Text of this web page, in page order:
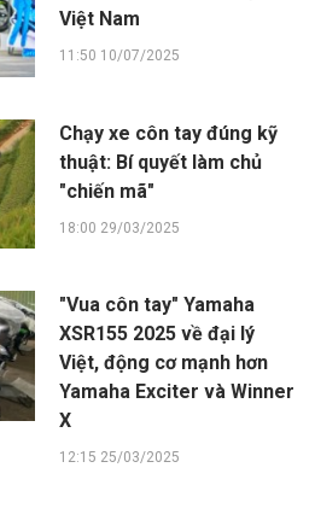
Việt Nam
11:50 10/07/2025
Chạy xe côn tay đúng kỹ
thuật: Bí quyết làm chủ
"chiến mã"
18:00 29/03/2025
"Vua côn tay" Yamaha
XSR155 2025 về đại lý
Việt, động cơ mạnh hơn
Yamaha Exciter và Winner
X
12:15 25/03/2025